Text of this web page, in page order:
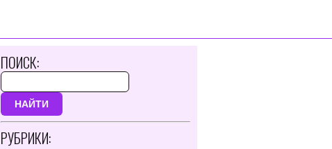
ПОИСК:
НАЙТИ
РУБРИКИ: